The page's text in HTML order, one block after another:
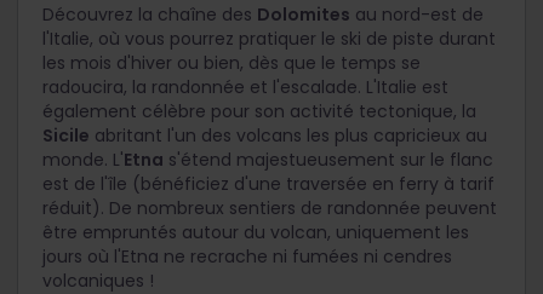
Découvrez la chaîne des Dolomites au nord-est de
l'Italie, où vous pourrez pratiquer le ski de piste durant
les mois d'hiver ou bien, dès que le temps se
radoucira, la randonnée et l'escalade. L'Italie est
également célèbre pour son activité tectonique, la
Sicile abritant l'un des volcans les plus capricieux au
monde. L'Etna s'étend majestueusement sur le flanc
est de l'île (bénéficiez d'une traversée en ferry à tarif
réduit). De nombreux sentiers de randonnée peuvent
être empruntés autour du volcan, uniquement les
jours où l'Etna ne recrache ni fumées ni cendres
volcaniques !